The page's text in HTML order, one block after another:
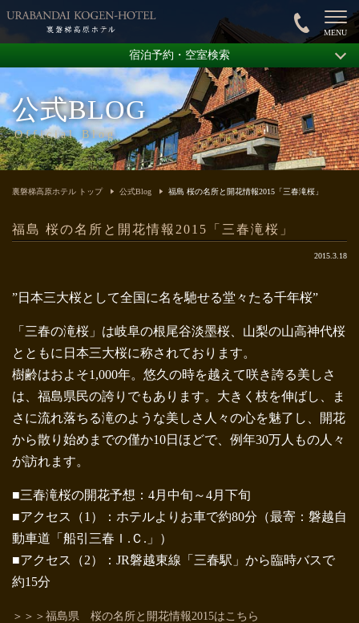
公式BLOG
Official Blog
宿泊予約・空室検索
裏磐梯高原ホテル トップ 公式Blog 福島 桜の名所と開花情報2015「三春滝桜」
福島 桜の名所と開花情報2015「三春滝桜」
2015.3.18
”日本三大桜として全国に名を馳せる堂々たる千年桜”
「三春の滝桜」は岐阜の根尾谷淡墨桜、山梨の山高神代桜
とともに日本三大桜に称されております。
樹齢はおよそ1,000年。悠久の時を越えて咲き誇る美しさ
は、福島県民の誇りでもあります。大きく枝を伸ばし、ま
さに流れ落ちる滝のような美しさ人々の心を魅了し、開花
から散り始めまでの僅か10日ほどで、例年30万人もの人々
が訪れます。
■三春滝桜の開花予想：4月中旬～4月下旬
■アクセス（1）：ホテルよりお車で約80分（最寄：磐越自
動車道「船引三春Ｉ.Ｃ.」）
■アクセス（2）：JR磐越東線「三春駅」から臨時バスで
約15分
＞＞＞福島県 桜の名所と開花情報2015はこちら